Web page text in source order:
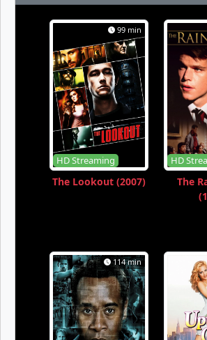
99 min
HD Streaming
The Lookout (2007)
HD
The
114 min